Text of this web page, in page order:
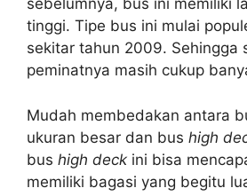
sebelumnya, bus ini memiliki
tinggi. Tipe bus ini mulai
sekitar tahun 2009. Sehingga
peminatnya masih cukup
Mudah membedakan antara
ukuran besar dan bus high
bus high deck ini bisa
memiliki bagasi yang begitu